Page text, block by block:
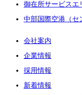
御在所サービスエ
中部国際空港（セ
会社案内
企業情報
採用情報
新着情報